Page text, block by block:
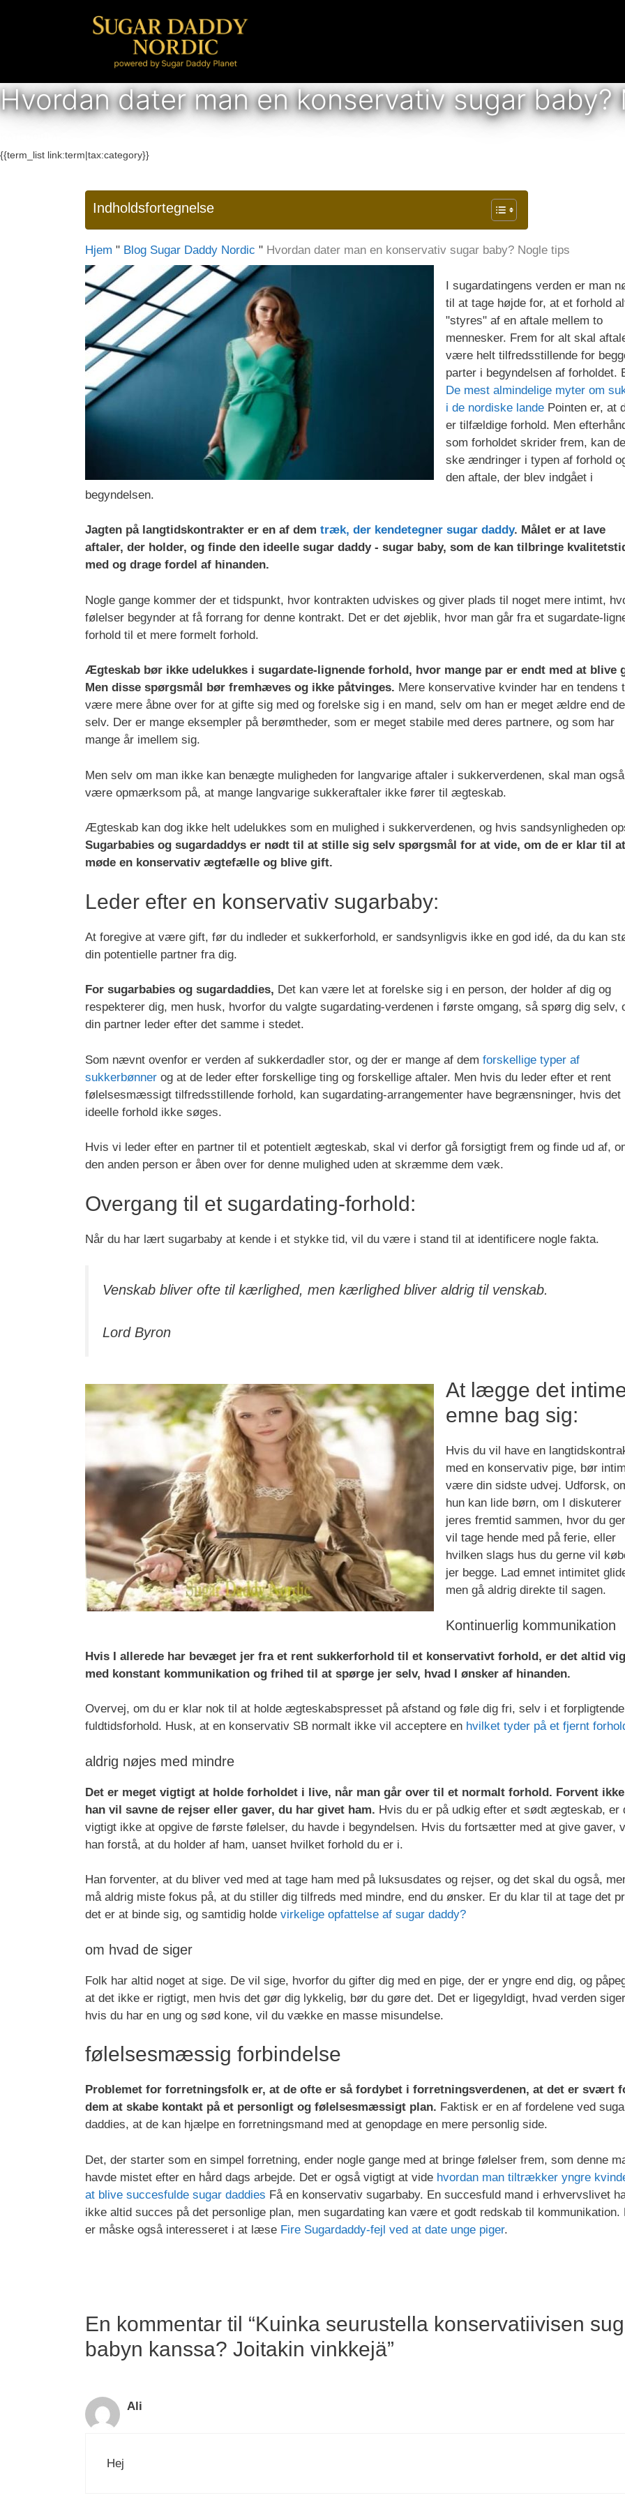
Hvordan dater man en konservativ sugar baby?
{{term_list link:term|tax:category}}
Indholdsfortegnelse
Hjem " Blog Sugar Daddy Nordic " Hvordan dater man en konservativ sugar baby? Nogle tips
I sugardatingens verden er man
til at tage højde for, at et forhold
"styres" af en aftale mellem to
mennesker. Frem for alt skal
være helt tilfredsstillende for
parter i begyndelsen af forholdet.
De mest almindelige myter om
i de nordiske lande Pointen er, at
er tilfældige forhold. Men
som forholdet skrider frem, kan
ske ændringer i typen af forhold
den aftale, der blev indgået i
begyndelsen.
Jagten på langtidskontrakter er en af dem træk, der kendetegner sugar daddy. Målet er at lave
aftaler, der holder, og finde den ideelle sugar daddy - sugar baby, som de kan tilbringe
med og drage fordel af hinanden.
Nogle gange kommer der et tidspunkt, hvor kontrakten udviskes og giver plads til noget mere intimt,
følelser begynder at få forrang for denne kontrakt. Det er det øjeblik, hvor man går fra et sugardate-
forhold til et mere formelt forhold.
Ægteskab bør ikke udelukkes i sugardate-lignende forhold, hvor mange par er endt med at blive
Men disse spørgsmål bør fremhæves og ikke påtvinges. Mere konservative kvinder har en tendens
være mere åbne over for at gifte sig med og forelske sig i en mand, selv om han er meget ældre end
selv. Der er mange eksempler på berømtheder, som er meget stabile med deres partnere, og som har
mange år imellem sig.
Men selv om man ikke kan benægte muligheden for langvarige aftaler i sukkerverdenen, skal man også
være opmærksom på, at mange langvarige sukkeraftaler ikke fører til ægteskab.
Ægteskab kan dog ikke helt udelukkes som en mulighed i sukkerverdenen, og hvis sandsynligheden
Sugarbabies og sugardaddys er nødt til at stille sig selv spørgsmål for at vide, om de er klar til at
møde en konservativ ægtefælle og blive gift.
Leder efter en konservativ sugarbaby:
At foregive at være gift, før du indleder et sukkerforhold, er sandsynligvis ikke en god idé, da du kan
din potentielle partner fra dig.
For sugarbabies og sugardaddies, Det kan være let at forelske sig i en person, der holder af dig og
respekterer dig, men husk, hvorfor du valgte sugardating-verdenen i første omgang, så spørg dig selv,
din partner leder efter det samme i stedet.
Som nævnt ovenfor er verden af sukkerdadler stor, og der er mange af dem forskellige typer af
sukkerbønner og at de leder efter forskellige ting og forskellige aftaler. Men hvis du leder efter et rent
følelsesmæssigt tilfredsstillende forhold, kan sugardating-arrangementer have begrænsninger, hvis det
ideelle forhold ikke søges.
Hvis vi leder efter en partner til et potentielt ægteskab, skal vi derfor gå forsigtigt frem og finde ud af,
den anden person er åben over for denne mulighed uden at skræmme dem væk.
Overgang til et sugardating-forhold:
Når du har lært sugarbaby at kende i et stykke tid, vil du være i stand til at identificere nogle fakta.
Venskab bliver ofte til kærlighed, men kærlighed bliver aldrig til venskab.
Lord Byron
At lægge det
emne bag sig:
Hvis du vil have en
med en konservativ pige, bør
være din sidste udvej. Udforsk,
hun kan lide børn, om I diskuterer
jeres fremtid sammen, hvor du
vil tage hende med på ferie, eller
hvilken slags hus du gerne vil
jer begge. Lad emnet intimitet
men gå aldrig direkte til sagen.
Kontinuerlig kommunikation
Hvis I allerede har bevæget jer fra et rent sukkerforhold til et konservativt forhold, er det altid
med konstant kommunikation og frihed til at spørge jer selv, hvad I ønsker af hinanden.
Overvej, om du er klar nok til at holde ægteskabspresset på afstand og føle dig fri, selv i et forpligtende
fuldtidsforhold. Husk, at en konservativ SB normalt ikke vil acceptere en hvilket tyder på et fjernt
aldrig nøjes med mindre
Det er meget vigtigt at holde forholdet i live, når man går over til et normalt forhold. Forvent
han vil savne de rejser eller gaver, du har givet ham. Hvis du er på udkig efter et sødt ægteskab, er
vigtigt ikke at opgive de første følelser, du havde i begyndelsen. Hvis du fortsætter med at give gaver,
han forstå, at du holder af ham, uanset hvilket forhold du er i.
Han forventer, at du bliver ved med at tage ham med på luksusdates og rejser, og det skal du også,
må aldrig miste fokus på, at du stiller dig tilfreds med mindre, end du ønsker. Er du klar til at tage det
det er at binde sig, og samtidig holde virkelige opfattelse af sugar daddy?
om hvad de siger
Folk har altid noget at sige. De vil sige, hvorfor du gifter dig med en pige, der er yngre end dig, og
at det ikke er rigtigt, men hvis det gør dig lykkelig, bør du gøre det. Det er ligegyldigt, hvad verden
hvis du har en ung og sød kone, vil du vække en masse misundelse.
følelsesmæssig forbindelse
Problemet for forretningsfolk er, at de ofte er så fordybet i forretningsverdenen, at det er svært
dem at skabe kontakt på et personligt og følelsesmæssigt plan. Faktisk er en af fordelene ved
daddies, at de kan hjælpe en forretningsmand med at genopdage en mere personlig side.
Det, der starter som en simpel forretning, ender nogle gange med at bringe følelser frem, som denne
havde mistet efter en hård dags arbejde. Det er også vigtigt at vide hvordan man tiltrækker yngre
at blive succesfulde sugar daddies Få en konservativ sugarbaby. En succesfuld mand i erhvervslivet
ikke altid succes på det personlige plan, men sugardating kan være et godt redskab til kommunikation.
er måske også interesseret i at læse Fire Sugardaddy-fejl ved at date unge piger.
En kommentar til “Kuinka seurustella konservatiivisen
babyn kanssa? Joitakin vinkkejä”
Ali
Hej